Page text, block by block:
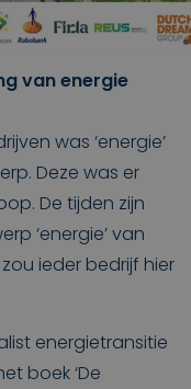
van energie
was ‘energie’
Deze was er
De tijden zijn
‘energie’ van
ieder bedrijf hier
energietransitie
boek ‘De